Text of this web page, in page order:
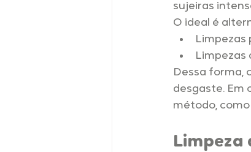
sujeiras
O ideal é
Limpezas
Limpezas
Dessa forma,
desgaste. Em
método,
Limpeza